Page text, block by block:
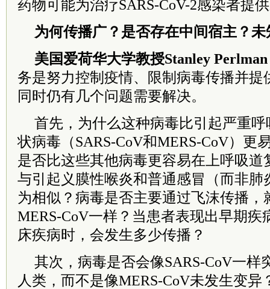
药物可能为治疗SARS-CoV-2感染者提
为何传播广？是否存在中间宿主？未
美国爱荷华大学教授Stanley
务是努力控制疫情、限制病毒传播并提
同时仍有几个问题需要解决。
首先，为什么这种病毒比引起严重
状病毒（SARS-CoV和MERS-CoV）更
是否比这些其他病毒更容易在上呼吸道
与引起义膜性喉炎和普通感冒（而非肺
为相似？病毒是否主要通过飞沫传播，
MERS-CoV一样？当患者表现出早期疾
床疾病时，会发生多少传播？
其次，病毒是否会像SARS-CoV一样
人类，而不是像MERS-CoV未发生变